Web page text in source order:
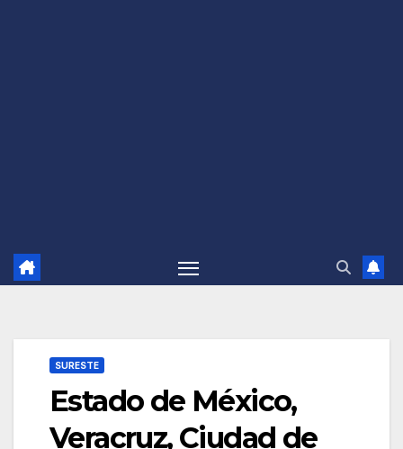
SURESTE
Estado de México,
Veracruz, Ciudad de